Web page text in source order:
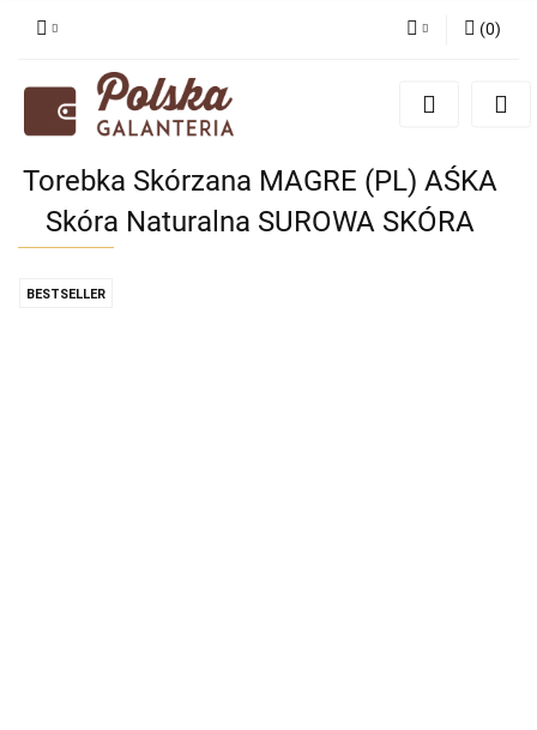
Zaloguj się
Zgody cookies
(0)
Torebka Skórzana MAGRE (PL) AŚKA
Skóra Naturalna SUROWA SKÓRA
BESTSELLER